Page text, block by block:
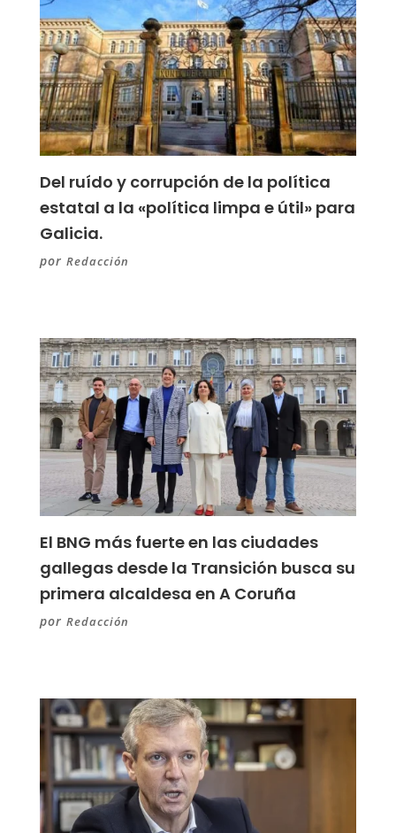
Del ruído y corrupción de la política
estatal a la «política limpa e útil» para
Galicia.
por Redacción
El BNG más fuerte en las ciudades
gallegas desde la Transición busca su
primera alcaldesa en A Coruña
por Redacción